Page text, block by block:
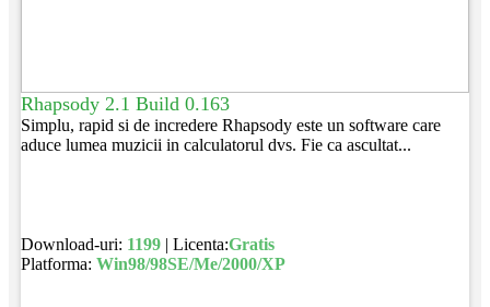
Rhapsody 2.1 Build 0.163
Simplu, rapid si de incredere Rhapsody este un software care
aduce lumea muzicii in calculatorul dvs. Fie ca ascultat...
Download-uri: 1199| Licenta:Gratis
Platforma: Win98/98SE/Me/2000/XP